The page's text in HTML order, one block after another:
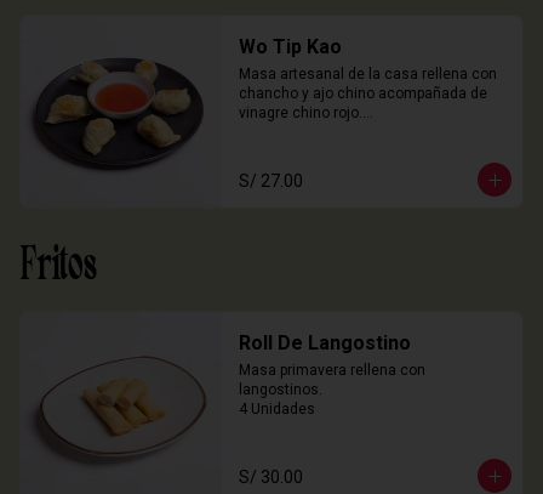
Wo Tip Kao
Masa artesanal de la casa rellena con
chancho y ajo chino acompañada de
vinagre chino rojo.
S/ 27.00
Fritos
Roll De Langostino
Masa primavera rellena con
langostinos.
4 Unidades
S/ 30.00